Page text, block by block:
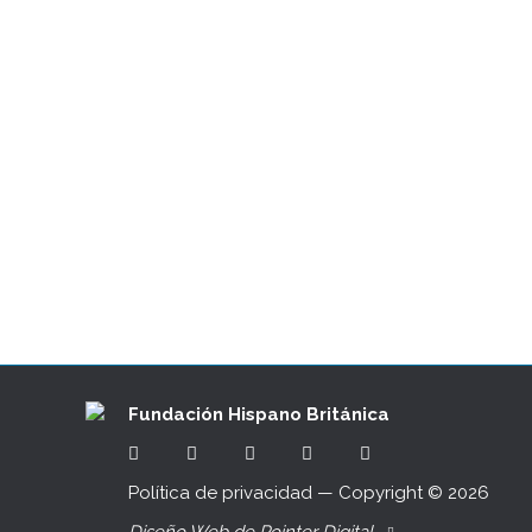
Fundación Hispano Británica
Política de privacidad — Copyright © 2026